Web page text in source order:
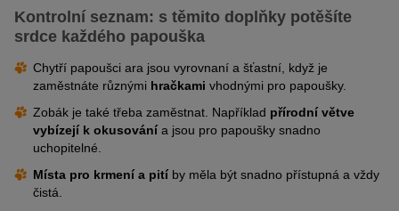
Kontrolní seznam: s těmito doplňky potěšíte
srdce každého papouška
Chytří papoušci ara jsou vyrovnaní a šťastní, když je
zaměstnáte různými hračkami vhodnými pro papoušky.
Zobák je také třeba zaměstnat. Například přírodní větve
vybízejí k okusování a jsou pro papoušky snadno
uchopitelné.
Místa pro krmení a pití by měla být snadno přístupná a vždy
čistá.